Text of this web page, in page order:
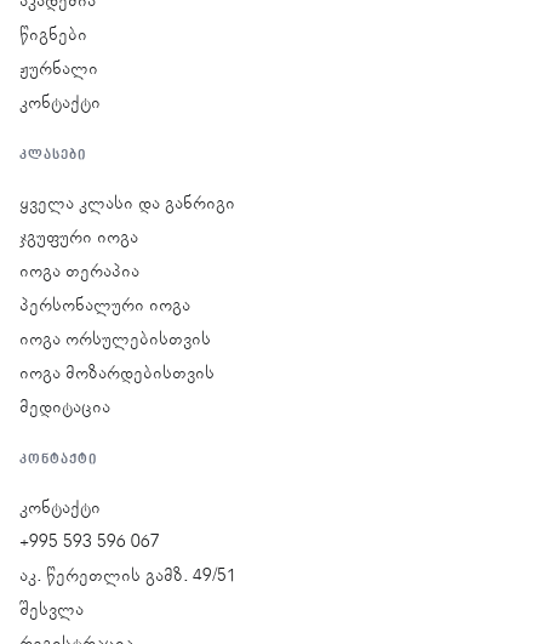
წიგნები
ჟურნალი
კონტაქტი
ᲙᲚᲐᲡᲔᲑᲘ
ყველა კლასი და განრიგი
ჯგუფური იოგა
იოგა თერაპია
პერსონალური იოგა
იოგა ორსულებისთვის
იოგა მოზარდებისთვის
მედიტაცია
ᲙᲝᲜᲢᲐᲥᲢᲘ
კონტაქტი
+995 593 596 067
აკ. წერეთლის გამზ. 49/51
შესვლა